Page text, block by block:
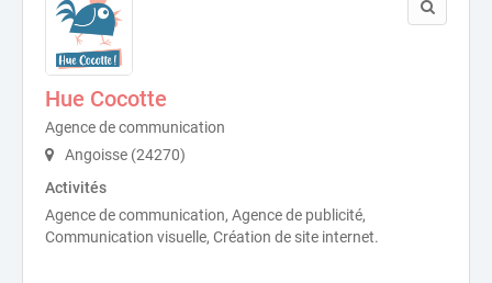
Hue Cocotte
Agence de communication
Angoisse (24270)
Activités
Agence de communication, Agence de publicité,
Communication visuelle, Création de site internet.